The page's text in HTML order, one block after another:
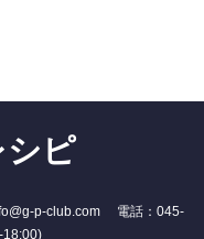
シピ
p-club.com 電話：045-
18:00)